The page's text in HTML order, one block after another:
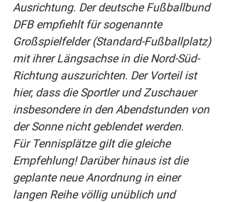
Ausrichtung. Der deutsche Fußballbund
DFB empfiehlt für sogenannte
Großspielfelder (Standard-Fußballplatz)
mit ihrer Längsachse in die Nord-Süd-
Richtung auszurichten. Der Vorteil ist
hier, dass die Sportler und Zuschauer
insbesondere in den Abendstunden von
der Sonne nicht geblendet werden.
Für Tennisplätze gilt die gleiche
Empfehlung! Darüber hinaus ist die
geplante neue Anordnung in einer
langen Reihe völlig unüblich und